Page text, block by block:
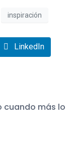
inspiración
LinkedIn
cuando más lo